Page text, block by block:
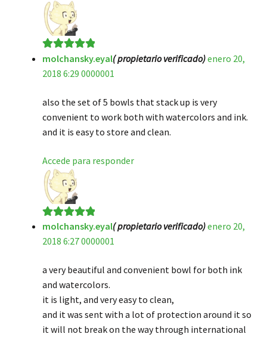
Valorado en5
de 5
molchansky.eyal( propietario verificado)enero 20,
2018 6:29 0000001
also the set of 5 bowls that stack up is very
convenient to work both with watercolors and ink.
and it is easy to store and clean.
Accede para responder
Valorado en5
de 5
molchansky.eyal( propietario verificado)enero 20,
2018 6:27 0000001
a very beautiful and convenient bowl for both ink
and watercolors.
it is light, and very easy to clean,
and it was sent with a lot of protection around it so
it will not break on the way through international